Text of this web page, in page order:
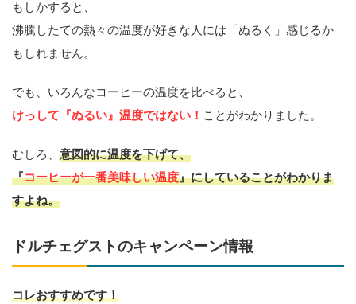
もしかすると、
沸騰したての熱々の温度が好きな人には「ぬるく」感じるか
もしれません。
でも、いろんなコーヒーの温度を比べると、
けっして『ぬるい』温度ではない！ ことがわかりました。
むしろ、 意図的に温度を下げて、
『コーヒーが一番美味しい温度』にしていることがわかりま
すよね。
ドルチェグストのキャンペーン情報
コレおすすめです！